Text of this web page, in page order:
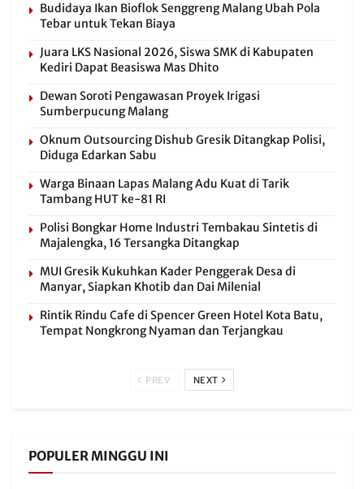
Budidaya Ikan Bioflok Senggreng Malang Ubah Pola
Tebar untuk Tekan Biaya
Juara LKS Nasional 2026, Siswa SMK di Kabupaten
Kediri Dapat Beasiswa Mas Dhito
Dewan Soroti Pengawasan Proyek Irigasi
Sumberpucung Malang
Oknum Outsourcing Dishub Gresik Ditangkap Polisi,
Diduga Edarkan Sabu
Warga Binaan Lapas Malang Adu Kuat di Tarik
Tambang HUT ke-81 RI
Polisi Bongkar Home Industri Tembakau Sintetis di
Majalengka, 16 Tersangka Ditangkap
MUI Gresik Kukuhkan Kader Penggerak Desa di
Manyar, Siapkan Khotib dan Dai Milenial
Rintik Rindu Cafe di Spencer Green Hotel Kota Batu,
Tempat Nongkrong Nyaman dan Terjangkau
PREV NEXT
POPULER MINGGU INI